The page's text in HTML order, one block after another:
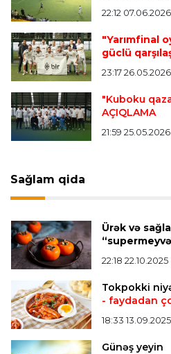
Transfer 23:08 06.08.2026
"Qalatasaray" Leaunun
tapdı
Offside 23:04 06.08.2026
Çimərlik voleybolu üzrə
finalçılar müəyyənləşdi
Konfrans liqası
"Qarabağ" "Dinamo"ya
Bütün xəbərlər >>>
22:12 07.06.2026
"Yarımfinal
güclü
23:17 26.05.2026
"Kuboku
AÇIQLAMA
21:59 25.05.2026
Sağlam qida
Ürək və
22:18 22.10.2025
Tokpokki
- faydadan
18:33 13.09.2025
Günəş yeyin